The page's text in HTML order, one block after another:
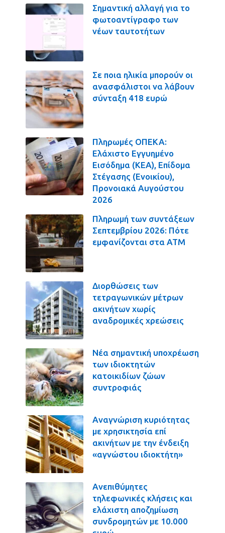
Σημαντική αλλαγή για το
φωτοαντίγραφο των
νέων ταυτοτήτων
Σε ποια ηλικία μπορούν οι
ανασφάλιστοι να λάβουν
σύνταξη 418 ευρώ
Πληρωμές ΟΠΕΚΑ:
Ελάχιστο Εγγυημένο
Εισόδημα (ΚΕΑ), Επίδομα
Στέγασης (Ενοικίου),
Προνοιακά Αυγούστου
2026
Πληρωμή των συντάξεων
Σεπτεμβρίου 2026: Πότε
εμφανίζονται στα ΑΤΜ
Διορθώσεις των
τετραγωνικών μέτρων
ακινήτων χωρίς
αναδρομικές χρεώσεις
Νέα σημαντική υποχρέωση
των ιδιοκτητών
κατοικιδίων ζώων
συντροφιάς
Αναγνώριση κυριότητας
με χρησικτησία επί
ακινήτων με την ένδειξη
«αγνώστου ιδιοκτήτη»
Ανεπιθύμητες
τηλεφωνικές κλήσεις και
ελάχιστη αποζημίωση
συνδρομητών με 10.000